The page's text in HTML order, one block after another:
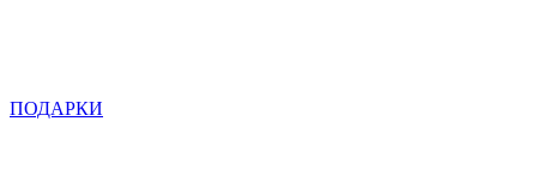
ПОДАРКИ